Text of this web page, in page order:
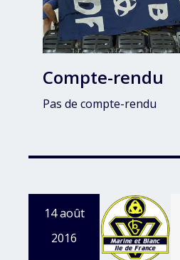
Compte-rendu
Pas de compte-rendu
14 août
2016